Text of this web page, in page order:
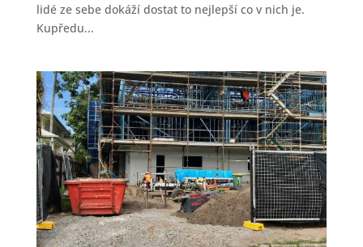
lidé ze sebe dokáží dostat to nejlepší co v nich je.
Kupředu...